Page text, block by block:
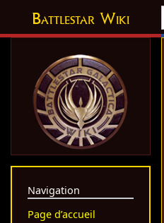
Battlestar Wiki
Navigation
Page d’accueil